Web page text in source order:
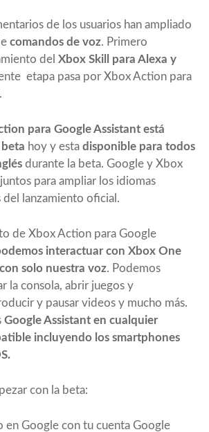
de los usuarios han ampliado
comandos de voz. Primero
del Xbox Skill para Alexa y
etapa pasa por Xbox Action para
.
para Google Assistant está
hoy y esta disponible para todos
durante la beta. Google y Xbox
para ampliar los idiomas
lanzamiento oficial.
de Xbox Action para Google
interactuar con Xbox One
solo nuestra voz. Podemos
la consola, abrir juegos y
y pausar videos y mucho más.
Google Assistant en cualquier
incluyendo los smartphones
con la beta:
en Google con tu cuenta Google